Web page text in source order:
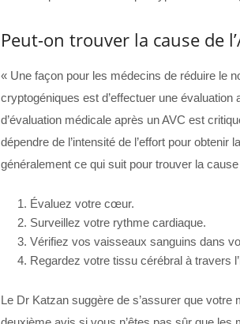
Peut-on trouver la cause de
« Une façon pour les médecins de réduire le
cryptogéniques est d’effectuer une
d’évaluation médicale après un AVC est
dépendre de l’intensité de l’effort pour obtenir
généralement ce qui suit pour trouver la cause
Évaluez votre cœur.
Surveillez votre rythme cardiaque.
Vérifiez vos vaisseaux sanguins dans
Regardez votre tissu cérébral à travers
Le Dr Katzan suggère de s’assurer que